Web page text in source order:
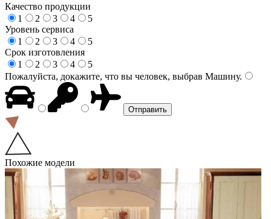
Качество продукции
1
2 3 4
5
Уровень сервиса
1
2 3 4
5
Срок изготовления
1
2 3 4
5
Пожалуйста, докажите, что вы человек, выбрав Машину.
Похожие модели